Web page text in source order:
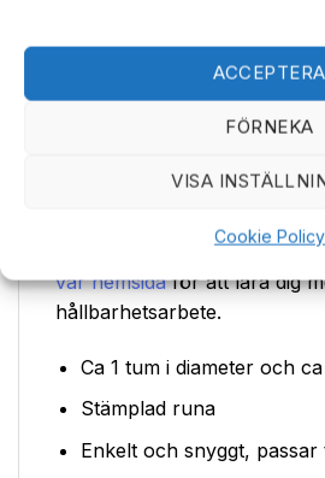
ACCEPTERA
FÖRNEKA
VISA
Cookie Policy
Svenskt tärnsjö-läder
Tillverkat av svenskt
ett vegetabiliskt sätt utan
djurhållning i världsklass.
också ett miljösmart och
vår hemsidaför att lära dig
hållbarhetsarbete.
Ca 1 tum i diameter och
Stämplad runa
Enkelt och snyggt,